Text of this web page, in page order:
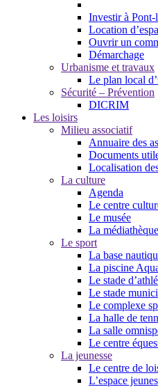
Investir à Pont-
Location
Ouvrir un
Démarchage
Urbanisme et travaux
Le plan local
Sécurité – Prévention
DICRIM
Les loisirs
Milieu associatif
Annuaire des
Documents
Localisation
La culture
Agenda
Le centre
Le musée
La
Le sport
La base
La piscine
Le stade
Le stade
Le complexe
La halle de
La salle
Le centre
La jeunesse
Le centre de
L’espace jeunes